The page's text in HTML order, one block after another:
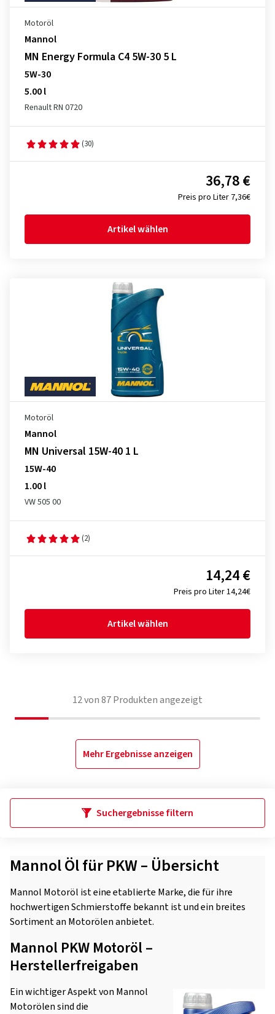
Motoröl
Mannol
MN Energy Formula C4 5W-30 5 L
5W-30
5.00 l
Renault RN 0720
(30)
Preis pro Liter 7,36€
36,78 €
Artikel wählen
Motoröl
Mannol
MN Universal 15W-40 1 L
15W-40
1.00 l
VW 505 00
(2)
Preis pro Liter 14,24€
14,24 €
Artikel wählen
12von87Produkten angezeigt
Mehr Ergebnisse anzeigen
Suchergebnisse filtern
Mannol Öl für PKW – Übersicht
Mannol Motoröl ist eine etablierte Marke, die für ihre
hochwertigen Schmierstoffe bekannt ist und ein breites
Sortiment an Motorölen anbietet.
Mannol PKW Motoröl –
Herstellerfreigaben
Ein wichtiger Aspekt von Mannol
Motorölen sind die